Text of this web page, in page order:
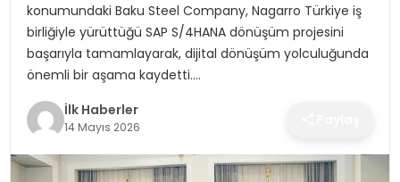
TEKNOLOJI
YAŞAM
konumundaki Baku Steel Company, Nagarro Türkiye iş
birliğiyle yürüttüğü SAP S/4HANA dönüşüm projesini
başarıyla tamamlayarak, dijital dönüşüm yolculuğunda
önemli bir aşama kaydetti….
İlk Haberler
14 Mayıs 2026